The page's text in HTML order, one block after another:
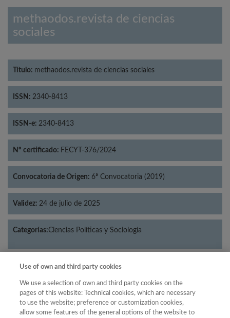
methaodos.revista de ciencias
sociales
Título: methaodos.revista de ciencias sociales
ISSN: 2340-8413
ISSN-e: 2340-8413
Nº certificado: FECYT-376/2024
Convocatoria de Origen: 6ª Convocatoria (2019)
Validez: 24 de julio de 2025
Categorías:Ciencias Políticas y Sociología
Año
Año
Filtrar
Use of own and third party cookies
We use a selection of own and third party cookies on the
pages of this website: Technical cookies, which are necessary
to use the website; preference or customization cookies,
allow some features of the general options of the website to